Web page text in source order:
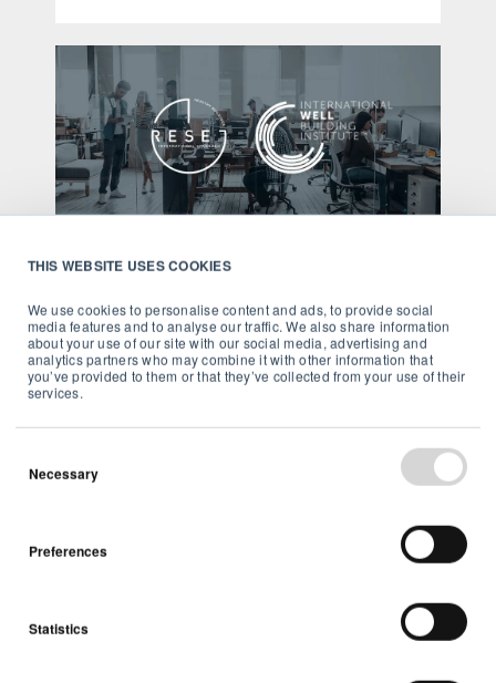
THIS WEBSITE USES COOKIES
We use cookies to personalise content and ads, to provide social
media features and to analyse our traffic. We also share information
about your use of our site with our social media, advertising and
analytics partners who may combine it with other information that
you’ve provided to them or that they’ve collected from your use of their
services.
Necessary
Preferences
Statistics
Webinar:
Achieving WELL
and RESET success
with Airthings for